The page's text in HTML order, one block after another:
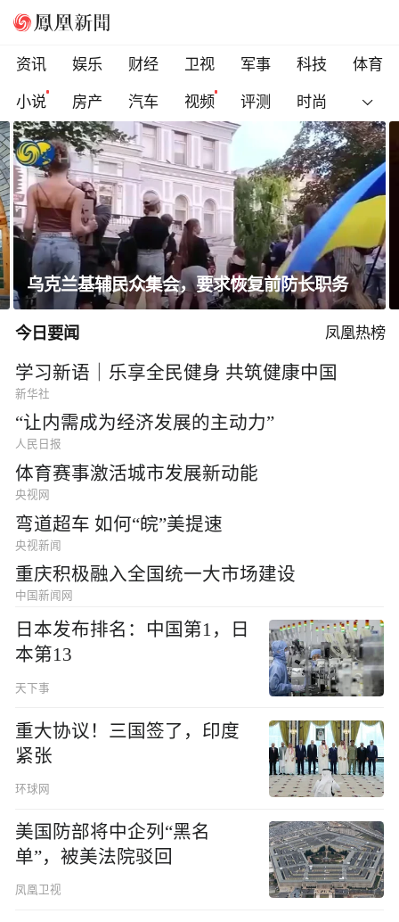
资讯 娱乐 财经 卫视 军事 科技
体育
小说
房产 汽车 视频 评测 时尚
兰基辅民众集会，要求恢复前防长职务 一条
今日要闻 凤凰热榜
学习新语｜乐享全民健身 共筑健康中国
新华社
“让内需成为经济发展的主动力”
人民日报
体育赛事激活城市发展新动能
央视网
弯道超车 如何“皖”美提速
央视新闻
重庆积极融入全国统一大市场建设
中国新闻网
日本发布排名：中国第1，日
本第13
天下事
重大协议！三国签了，印度
紧张
环球网
美国防部将中企列“黑名
单”，被美法院驳回
凤凰卫视